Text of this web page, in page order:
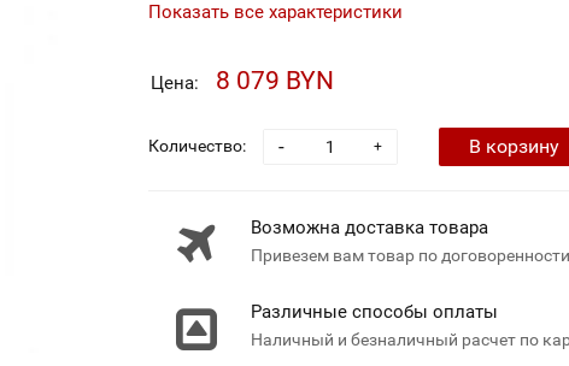
Показать все характеристики
Цена: 8 079 BYN
Количество: +
- В корзину
Возможна доставка товара
Привезем вам товар по договоренности
Различные способы оплаты
Наличный и безналичный расчет по